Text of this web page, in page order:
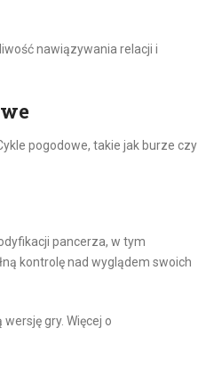
nawiązywania relacji i
pogodowe, takie jak burze czy
pancerza, w tym
kontrolę nad wyglądem swoich
gry. Więcej o